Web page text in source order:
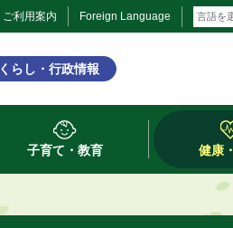
ご利用案内 Foreign Language
くらし・行政情報
子育て・教育 健康